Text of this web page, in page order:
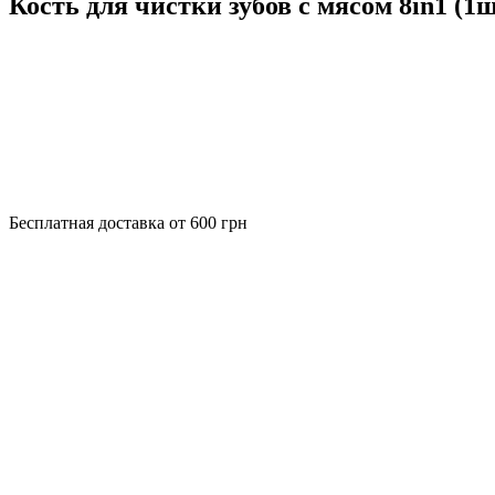
Бесплатная доставка от 600 грн